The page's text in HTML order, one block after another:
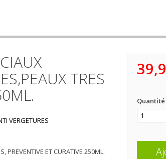
TRES
VERGETURES
PREVENTIVE ET CURATIVE 250ML.
Quantité